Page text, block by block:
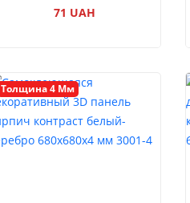
Кирпич 700x770x4 Мм
71 UAH
Толщина 4 Мм